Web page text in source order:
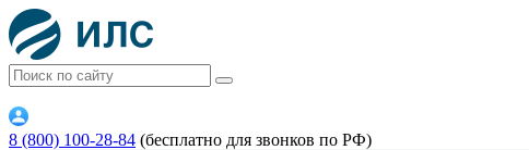
8 (800) 100-28-84 (бесплатно для звонков по РФ)